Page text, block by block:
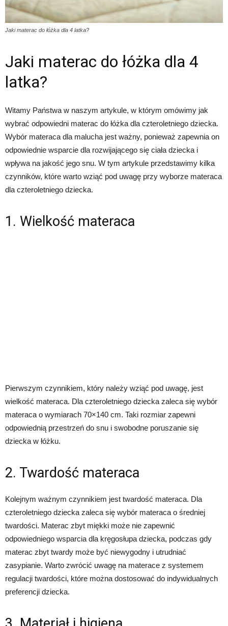
Jaki materac do łóżka dla 4 latka?
Jaki materac do łóżka dla 4
latka?
Witamy Państwa w naszym artykule, w którym omówimy jak
wybrać odpowiedni materac do łóżka dla czteroletniego dziecka.
Wybór materaca dla malucha jest ważny, ponieważ zapewnia on
odpowiednie wsparcie dla rozwijającego się ciała dziecka i
wpływa na jakość jego snu. W tym artykule przedstawimy kilka
czynników, które warto wziąć pod uwagę przy wyborze materaca
dla czteroletniego dziecka.
1. Wielkość materaca
Pierwszym czynnikiem, który należy wziąć pod uwagę, jest
wielkość materaca. Dla czteroletniego dziecka zaleca się wybór
materaca o wymiarach 70×140 cm. Taki rozmiar zapewni
odpowiednią przestrzeń do snu i swobodne poruszanie się
dziecka w łóżku.
2. Twardość materaca
Kolejnym ważnym czynnikiem jest twardość materaca. Dla
czteroletniego dziecka zaleca się wybór materaca o średniej
twardości. Materac zbyt miękki może nie zapewnić
odpowiedniego wsparcia dla kręgosłupa dziecka, podczas gdy
materac zbyt twardy może być niewygodny i utrudniać
zasypianie. Warto zwrócić uwagę na materace z systemem
regulacji twardości, które można dostosować do indywidualnych
preferencji dziecka.